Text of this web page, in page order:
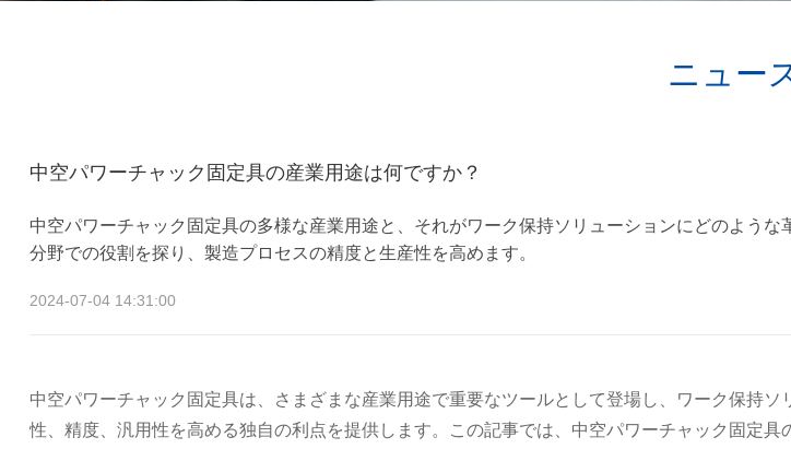
ニュー
中空パワーチャック固定具の産業用途は何ですか？
中空パワーチャック固定具の多様な産業用途と、それがワーク保持ソリューションにどのよう
分野での役割を探り、製造プロセスの精度と生産性を高めます。
2024-07-04 14:31:00
中空パワーチャック固定具は、さまざまな産業用途で重要なツールとして登場し、ワーク保持
性、精度、汎用性を高める独自の利点を提供します。この記事では、中空パワーチャック固定